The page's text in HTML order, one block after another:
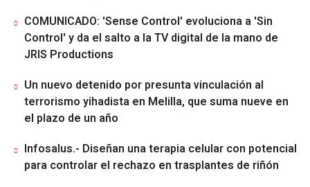
COMUNICADO: 'Sense Control' evoluciona a 'Sin
Control' y da el salto a la TV digital de la mano de
JRIS Productions
Un nuevo detenido por presunta vinculación al
terrorismo yihadista en Melilla, que suma nueve en
el plazo de un año
Infosalus.- Diseñan una terapia celular con potencial
para controlar el rechazo en trasplantes de riñón